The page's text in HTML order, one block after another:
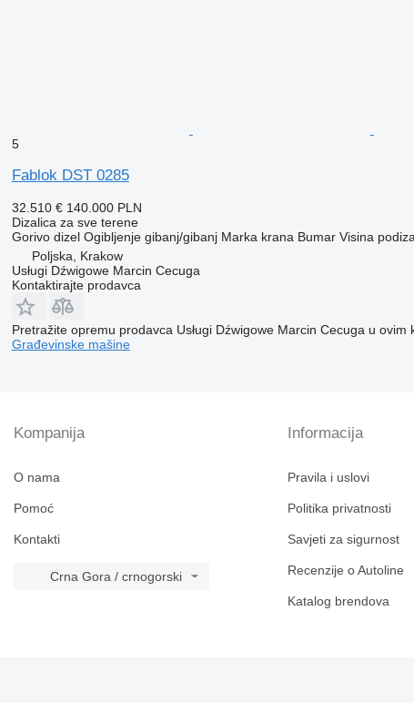
5
Fablok DST 0285
32.510 € 140.000 PLN
Dizalica za sve terene
Gorivo dizel Ogibljenje gibanj/gibanj Marka krana Bumar Visina
Poljska, Krakow
Usługi Dźwigowe Marcin Cecuga
Kontaktirajte prodavca
Pretražite opremu prodavca Usługi Dźwigowe Marcin Cecuga u ovim
Građevinske mašine
Kompanija
O nama
Pomoć
Kontakti
Crna Gora / crnogorski
Informacija
Pravila i uslovi
Politika privatnosti
Savjeti za sigurnost
Recenzije o Autoline
Katalog brendova